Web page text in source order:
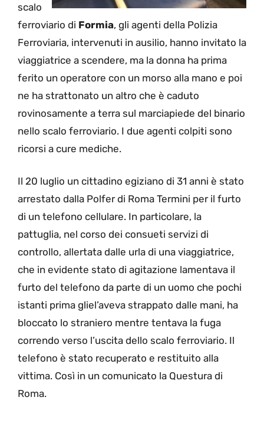
scalo
ferroviario di Formia, gli agenti della Polizia
Ferroviaria, intervenuti in ausilio, hanno invitato la
viaggiatrice a scendere, ma la donna ha prima
ferito un operatore con un morso alla mano e poi
ne ha strattonato un altro che è caduto
rovinosamente a terra sul marciapiede del binario
nello scalo ferroviario. I due agenti colpiti sono
ricorsi a cure mediche.
Il 20 luglio un cittadino egiziano di 31 anni è stato
arrestato dalla Polfer di Roma Termini per il furto
di un telefono cellulare. In particolare, la
pattuglia, nel corso dei consueti servizi di
controllo, allertata dalle urla di una viaggiatrice,
che in evidente stato di agitazione lamentava il
furto del telefono da parte di un uomo che pochi
istanti prima gliel’aveva strappato dalle mani, ha
bloccato lo straniero mentre tentava la fuga
correndo verso l’uscita dello scalo ferroviario. Il
telefono è stato recuperato e restituito alla
vittima. Così in un comunicato la Questura di
Roma.